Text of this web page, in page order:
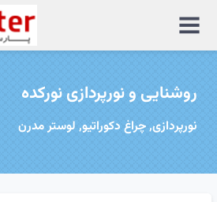
منوی
سایت
روشنایی و نورپردازی نورکده
نورپردازی, چراغ دکوراتیو, لوستر مدرن